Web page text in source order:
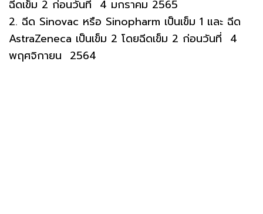
ฉีดเข็ม 2 ก่อนวันที่ 4 มกราคม 2565
2️. ฉีด Sinovac หรือ Sinopharm เป็นเข็ม 1 และ ฉีด
AstraZeneca เป็นเข็ม 2 โดยฉีดเข็ม 2 ก่อนวันที่ 4
พฤศจิกายน 2564